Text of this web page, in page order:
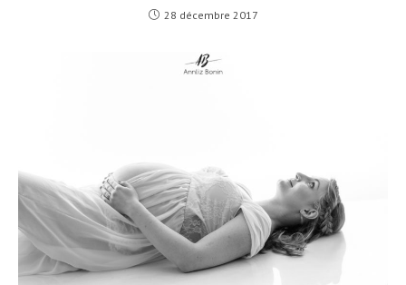
28 décembre 2017